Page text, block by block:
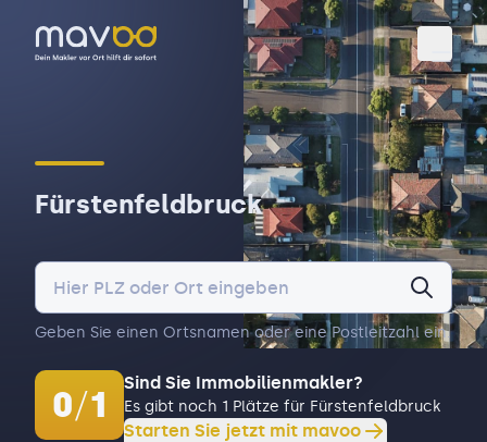
Fürstenfeldbruck
Geben Sie einen Ortsnamen oder eine Postleitzahl ein.
0/1
Sind Sie Immobilienmakler?
Es gibt noch 1 Plätze für Fürstenfeldbruck
Starten Sie jetzt mit mavoo